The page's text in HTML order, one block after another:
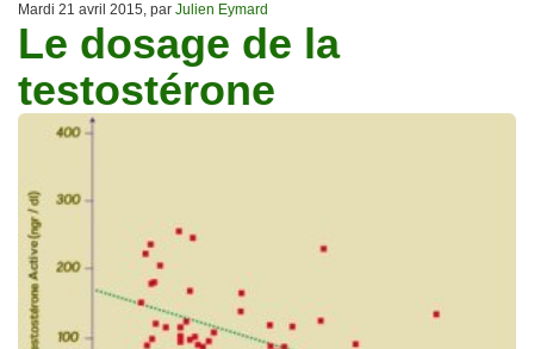
Pathologie
Psychologie
Recherches
Mardi 21 avril 2015, par Julien Eymard
Le dosage de la
testostérone